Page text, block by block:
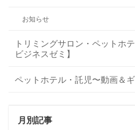
お知らせ
トリミングサロン・ペットホ
ビジネスゼミ】
ペットホテル・託児〜動画＆
月別記事